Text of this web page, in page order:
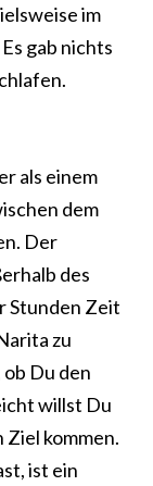
im
gab nichts
.
als einem
dem
Der
des
Stunden Zeit
zu
Du den
willst Du
Ziel kommen.
ist ein